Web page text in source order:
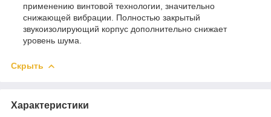
применению винтовой технологии, значительно
снижающей вибрации. Полностью закрытый
звукоизолирующий корпус дополнительно снижает
уровень шума.
Скрыть
Характеристики